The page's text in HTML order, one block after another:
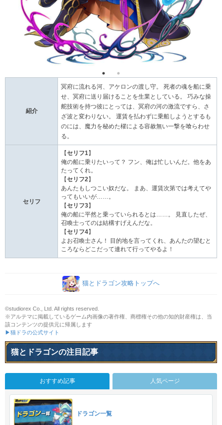
紹介
冥府に流れる河、アケロンの渡し守。 死者の魂を船に乗
せ、冥府に送り届けることを生業としている。 巧みな操
舵技術を持つ彼にとっては、冥府の河の激流ですら、さ
ざ波と変わりない。 運賃を払わずに乗船しようとするも
のには、魔力を秘めた櫂による容赦無い一撃を喰らわせ
る。
セリフ
【セリフ1 】
俺の船に乗りたいって？ フン、俺は忙しいんだ。他をあ
たってくれ。
【セリフ2 】
あんたもしつこい奴だな。 まあ、運賃次第では考えてや
ってもいいが……。
【セリフ3】
俺の船に平然と乗っていられるとは……。 見直したぜ、
召喚士ってのは結構すげえんだな。
【セリフ4】
よお召喚士さん！ 目的地を言ってくれ、あんたの望むと
ころならどこだって連れて行ってやるよ！
猫とドラゴン攻略トップへ
©studiorex Co., Ltd. All rights reserved.
※アルテマに掲載しているゲーム内画像の著作権、商標権その他の知的財産権は、当
該コンテンツの提供元に帰属します
▶猫ドラの公式サイト
猫とドラゴンの注目記事
おすすめ記事 人気ページ
ドラゴン一覧